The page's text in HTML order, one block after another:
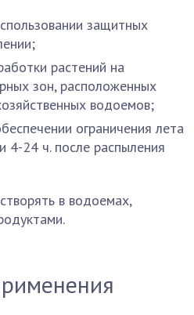
защитных
растений на
зон, расположенных
водоемов;
ограничения лета
4-24 ч. после распыления
в водоемах,